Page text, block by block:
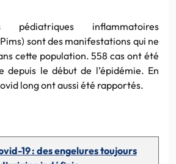
pédiatriques inflammatoires
sont des manifestations qui ne
cette population. 558 cas ont été
depuis le début de l’épidémie. En
long ont aussi été rapportés.
19 : des engelures toujours